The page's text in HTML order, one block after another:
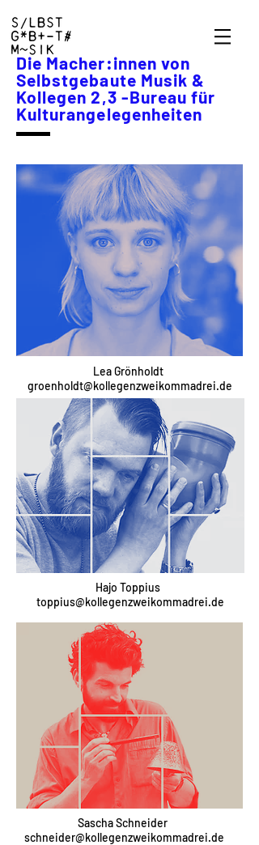
Die Macher:innen von
Selbstgebaute Musik &
Kollegen 2,3 -Bureau für
Kulturangelegenheiten
Lea Grönholdt
groenholdt@kollegenzweikommadrei.de
Hajo Toppius
toppius@kollegenzweikommadrei.de
Sascha Schneider
schneider@kollegenzweikommadrei.de